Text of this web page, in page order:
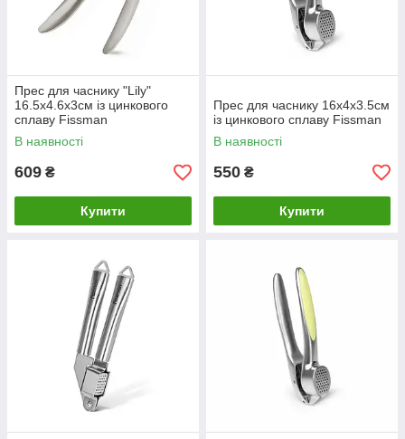
Прес для часнику "Lily"
16.5х4.6х3см із цинкового
сплаву Fissman
В наявності
609 ₴
Купити
Прес для часнику 16х4х3.5см
із цинкового сплаву Fissman
В наявності
550 ₴
Купити